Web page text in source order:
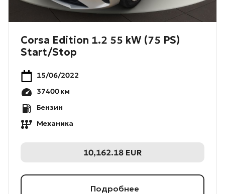
Corsa Edition 1.2 55 kW (75 PS)
Start/Stop
15/06/2022
37400км
Бензин
Механика
10,162.18 EUR
Подробнее